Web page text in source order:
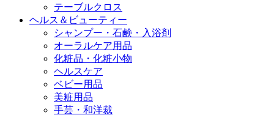
テーブルクロス
ヘルス＆ビューティー
シャンプー・石鹸・入浴剤
オーラルケア用品
化粧品・化粧小物
ヘルスケア
ベビー用品
美粧用品
手芸・和洋裁